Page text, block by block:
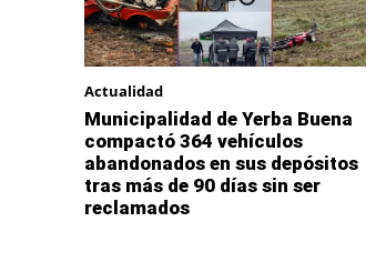
Actualidad
Municipalidad de Yerba Buena
compactó 364 vehículos
abandonados en sus depósitos
tras más de 90 días sin ser
reclamados